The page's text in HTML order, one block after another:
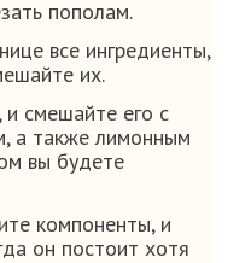
пополам.
все ингредиенты,
их.
и смешайте его с
а также лимонным
вы будете
компоненты, и
он постоит хотя